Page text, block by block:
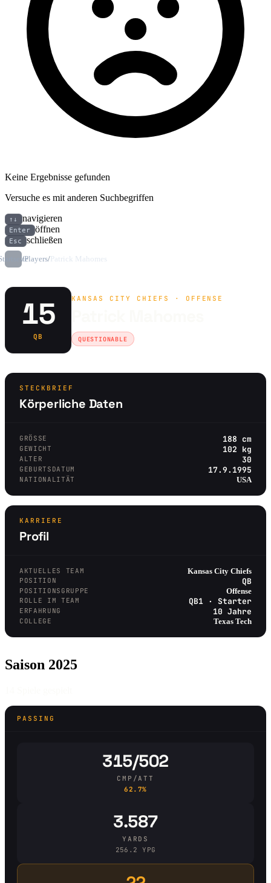
Keine Ergebnisse gefunden
Versuche es mit anderen Suchbegriffen
↑↓ navigieren
Enter öffnen
Esc schließen
/Players/Patrick Mahomes
15
QB
KANSAS CITY CHIEFS · OFFENSE
QUESTIONABLE
STECKBRIEF
Körperliche Daten
GRÖSSE 188 cm
GEWICHT 102 kg
ALTER 30
GEBURTSDATUM 17.9.1995
NATIONALITÄT USA
KARRIERE
Profil
AKTUELLES TEAM Kansas City Chiefs
POSITION QB
POSITIONSGRUPPE Offense
ROLLE IM TEAM QB1 · Starter
ERFAHRUNG 10 Jahre
COLLEGE Texas Tech
Saison 2025
PASSING
315/502
CMP/ATT
62.7%
3.587
YARDS
256.2 YPG